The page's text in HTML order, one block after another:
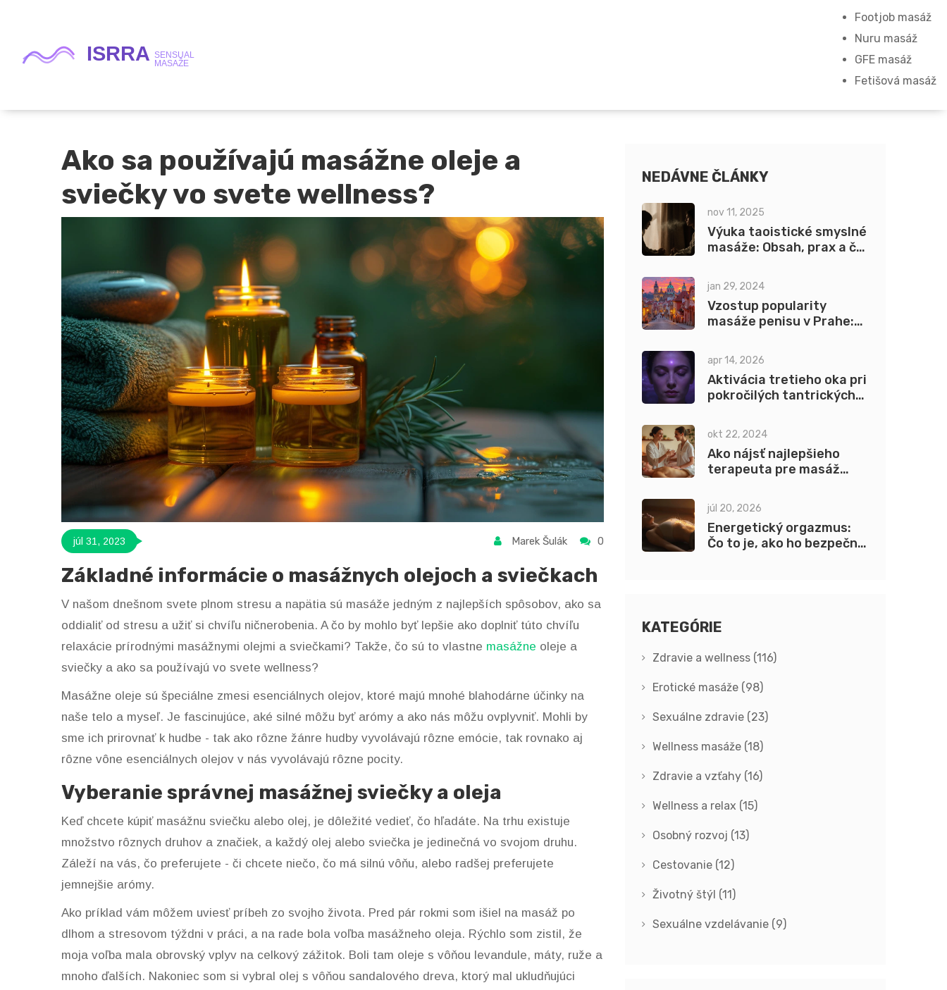
Footjob masáž
Nuru masáž
GFE masáž
Fetišová masáž
Ako sa používajú masážne oleje a
sviečky vo svete wellness?
júl 31, 2023 Marek Šulák 0
Základné informácie o masážnych olejoch a sviečkach
V našom dnešnom svete plnom stresu a napätia sú masáže jedným z najlepších spôsobov, ako sa
oddialiť od stresu a užiť si chvíľu ničnerobenia. A čo by mohlo byť lepšie ako doplniť túto chvíľu
relaxácie prírodnými masážnymi olejmi a sviečkami? Takže, čo sú to vlastne masážne oleje a
sviečky a ako sa používajú vo svete wellness?
Masážne oleje sú špeciálne zmesi esenciálnych olejov, ktoré majú mnohé blahodárne účinky na
naše telo a myseľ. Je fascinujúce, aké silné môžu byť arómy a ako nás môžu ovplyvniť. Mohli by
sme ich prirovnať k hudbe - tak ako rôzne žánre hudby vyvolávajú rôzne emócie, tak rovnako aj
rôzne vône esenciálnych olejov v nás vyvolávajú rôzne pocity.
Vyberanie správnej masážnej sviečky a oleja
Keď chcete kúpiť masážnu sviečku alebo olej, je dôležité vedieť, čo hľadáte. Na trhu existuje
množstvo rôznych druhov a značiek, a každý olej alebo sviečka je jedinečná vo svojom druhu.
Záleží na vás, čo preferujete - či chcete niečo, čo má silnú vôňu, alebo radšej preferujete
jemnejšie arómy.
Ako príklad vám môžem uviesť príbeh zo svojho života. Pred pár rokmi som išiel na masáž po
dlhom a stresovom týždni v práci, a na rade bola voľba masážneho oleja. Rýchlo som zistil, že
moja voľba mala obrovský vplyv na celkový zážitok. Boli tam oleje s vôňou levandule, máty, ruže a
mnoho ďalších. Nakoniec som si vybral olej s vôňou sandalového dreva, ktorý mal ukludňujúci
NEDÁVNE ČLÁNKY
nov 11, 2025
Výuka taoistické smyslné
masáže: Obsah, prax a čo
jan 29, 2024
Vzostup popularity
masáže penisu v Prahe:
apr 14, 2026
Aktivácia tretieho oka pri
pokročilých tantrických
intuícii
okt 22, 2024
Ako nájsť najlepšieho
terapeuta pre masáž
júl 20, 2026
Energetický orgazmus:
Čo to je, ako ho bezpečne
KATEGÓRIE
Zdravie a wellness (116)
Erotické masáže (98)
Sexuálne zdravie (23)
Wellness masáže (18)
Zdravie a vzťahy (16)
Wellness a relax (15)
Osobný rozvoj (13)
Cestovanie (12)
Životný štýl (11)
Sexuálne vzdelávanie (9)